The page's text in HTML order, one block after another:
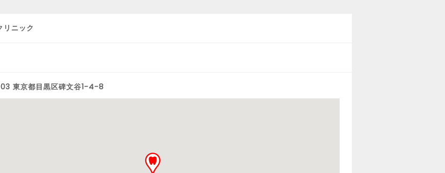
リニック
東京都目黒区碑文谷1-4-8